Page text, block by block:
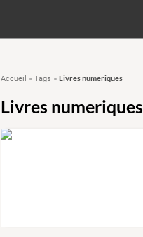
Accueil » Tags » Livres numeriques
Livres numeriques